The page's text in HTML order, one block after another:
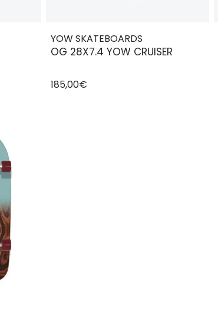
YOW SKATEBOARDS
OG 28X7.4 YOW CRUISER
185,00€